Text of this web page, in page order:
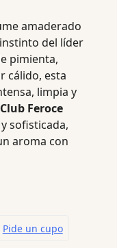
amaderado
del líder
pimienta,
cálido, esta
limpia y
Feroce
sofisticada,
aroma con